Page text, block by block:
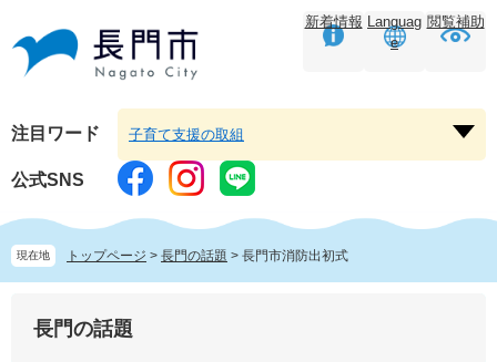
頭
す。
飛
し
本
文
へ
新着情報 Languag
e
閲覧補助
注目ワード
ー
子育て支援の取組
公式SNS
現在地 トップページ > 長門の話題 > 長門市消防出初式
長門の話題